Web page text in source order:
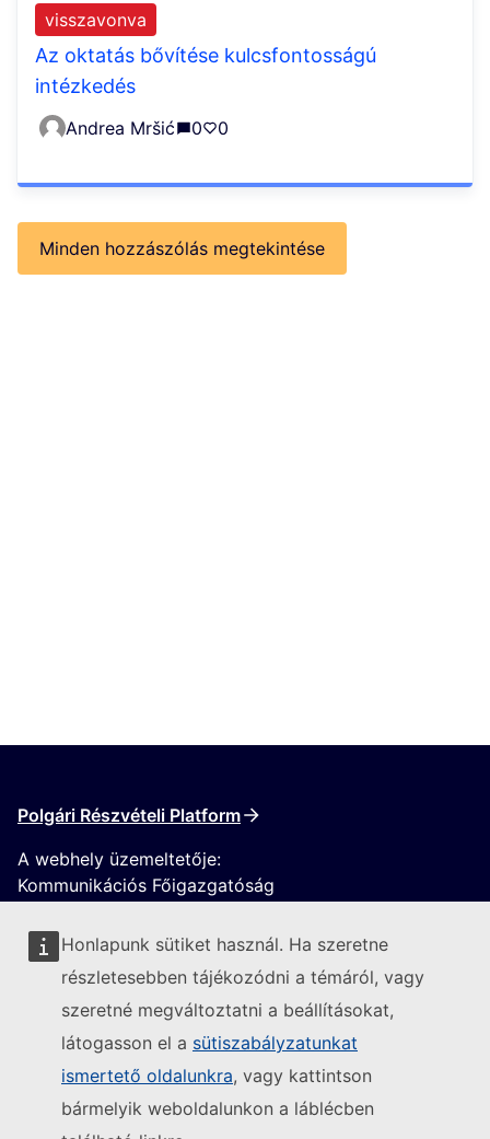
Honlapunk sütiket használ. Ha szeretne
részletesebben tájékozódni a témáról, vagy
szeretné megváltoztatni a beállításokat,
látogasson el a sütiszabályzatunkat
ismertető oldalunkra, vagy kattintson
bármelyik weboldalunkon a láblécben
Az oktatás bővítése kulcsfontosságú
intézkedés
visszavonva
Andrea Mršić 0 0
Minden hozzászólás megtekintése
Polgári Részvételi Platform
A webhely üzemeltetője:
Kommunikációs Főigazgatóság
Kövesse az Európai Bizottságot
Kapcsolatfelvétel(Külső hivatkozás)